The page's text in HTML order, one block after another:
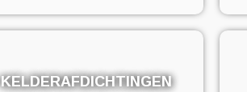
KELDERAFDICHTINGEN
KELDERAFDICHTINGEN